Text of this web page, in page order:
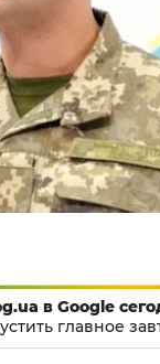
в Google
главное